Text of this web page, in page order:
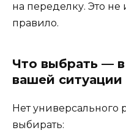
на переделку. Это
правило.
Что выбрать —
вашей ситуации
Нет универсального
выбирать: